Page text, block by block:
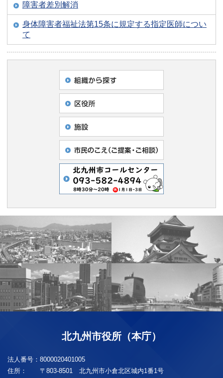
障害者差別解消
身体障害者福祉法第15条に規定する指定医師につい
て
北九州市役所（本庁）
法人番号： 8000020401005
住所：
〒803-8501 北九州市小倉北区城内1番1号